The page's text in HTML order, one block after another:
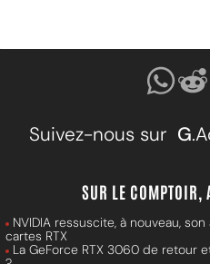
Suivez-nous sur G
SUR LE COMPTOIR,
NVIDIA ressuscite, à nouveau,
cartes RTX
La GeForce RTX 3060 de retour